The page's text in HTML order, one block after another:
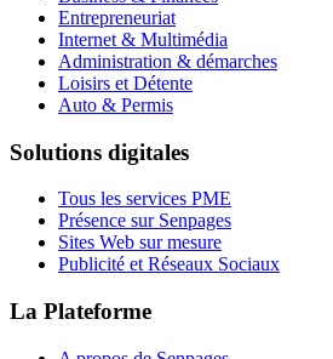
Entrepreneuriat
Internet & Multimédia
Administration & démarches
Loisirs et Détente
Auto & Permis
Solutions digitales
Tous les services PME
Présence sur Senpages
Sites Web sur mesure
Publicité et Réseaux Sociaux
La Plateforme